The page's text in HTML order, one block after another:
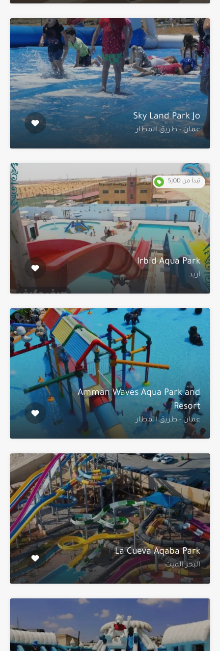
Sky Land Park Jo
عمان - طريق المطار
تبدأ من 5JOD
Irbid Aqua Park
اربد
Amman Waves Aqua Park and
Resort
عمان - طريق المطار
La Cueva Aqaba Park
البحر الميت